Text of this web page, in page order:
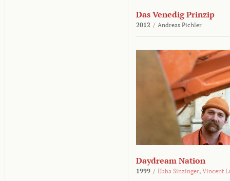
Das Venedig Prinzip
2012 / Andreas Pichler
Daydream Nation
1999 / Ebba Sinzinger, Vincent